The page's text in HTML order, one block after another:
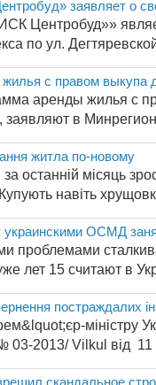
заявляет о
Центробуд»»
по ул.
с правом выкупа
аренды жилья с
заявляют в
житла по-новому
за останній місяць
навіть
украинскими ОСМД
проблемами
лет 15 считают в
постраждалих
міністру
03-2013/ Vilkul від 11